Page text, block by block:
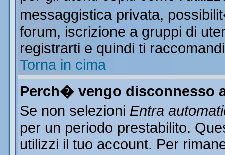
messaggistica privata,
forum, iscrizione a gruppi di
registrarti e quindi ti
Torna in cima
Perch� vengo disconnesso
Se non selezioni Entra
per un periodo prestabilito.
utilizzi il tuo account. Per